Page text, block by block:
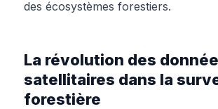
des écosystèmes forestiers.
La révolution des
satellitaires dans la
forestière